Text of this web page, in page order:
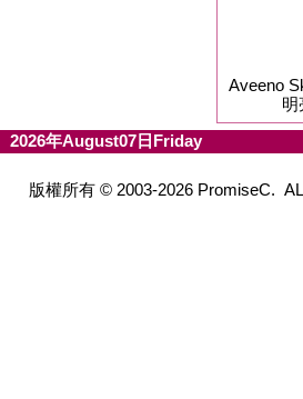
Aveeno
明
2026年August07日Friday
版權所有 © 2003-2026 PromiseC.